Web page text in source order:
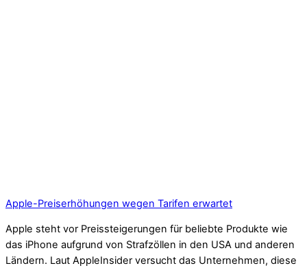
Apple-Preiserhöhungen wegen Tarifen erwartet
Apple steht vor Preissteigerungen für beliebte Produkte wie
das iPhone aufgrund von Strafzöllen in den USA und anderen
Ländern. Laut AppleInsider versucht das Unternehmen, diese